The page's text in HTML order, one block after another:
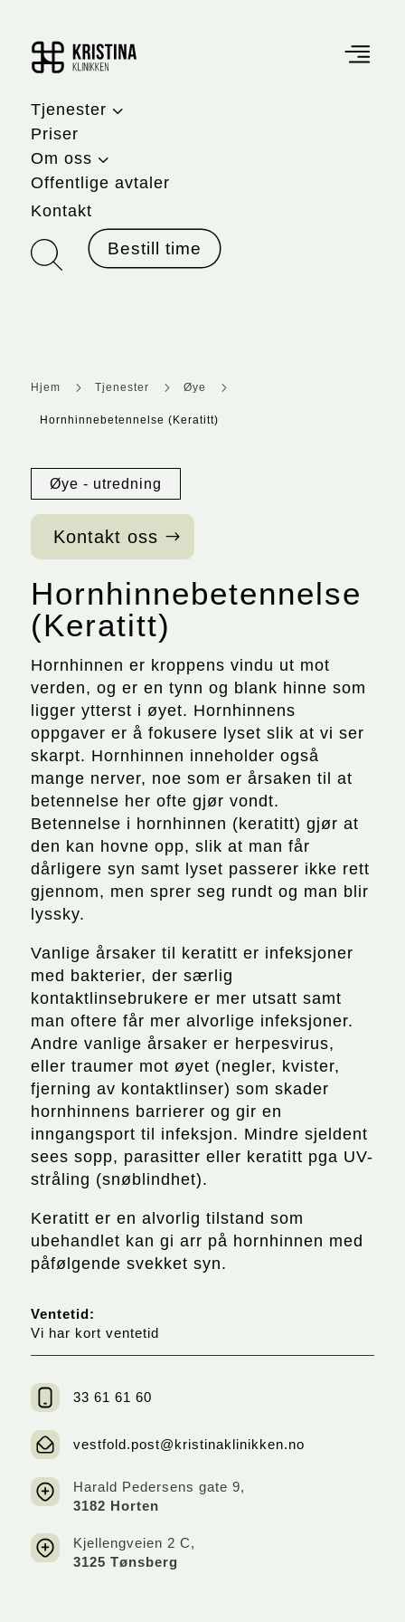
3
Tjenester
Priser
3
Om oss
Offentlige avtaler
Kontakt
Bestill time
Hjem 5 Tjenester 5 Øye 5
Hornhinnebetennelse (Keratitt)
Øye - utredning
Hornhinnebetennelse
(Keratitt)
Kontakt oss
Hornhinnen er kroppens vindu ut mot
verden, og er en tynn og blank hinne som
ligger ytterst i øyet. Hornhinnens
oppgaver er å fokusere lyset slik at vi ser
skarpt. Hornhinnen inneholder også
mange nerver, noe som er årsaken til at
betennelse her ofte gjør vondt.
Betennelse i hornhinnen (keratitt) gjør at
den kan hovne opp, slik at man får
dårligere syn samt lyset passerer ikke rett
gjennom, men sprer seg rundt og man blir
lyssky.
Vanlige årsaker til keratitt er infeksjoner
med bakterier, der særlig
kontaktlinsebrukere er mer utsatt samt
man oftere får mer alvorlige infeksjoner.
Andre vanlige årsaker er herpesvirus,
eller traumer mot øyet (negler, kvister,
fjerning av kontaktlinser) som skader
hornhinnens barrierer og gir en
inngangsport til infeksjon. Mindre sjeldent
sees sopp, parasitter eller keratitt pga UV-
stråling (snøblindhet).
Keratitt er en alvorlig tilstand som
ubehandlet kan gi arr på hornhinnen med
påfølgende svekket syn.
Ventetid:
Vi har kort ventetid
33 61 61 60
vestfold.post@kristinaklinikken.no
Harald Pedersens gate 9,
3182 Horten
Kjellengveien 2 C,
3125 Tønsberg